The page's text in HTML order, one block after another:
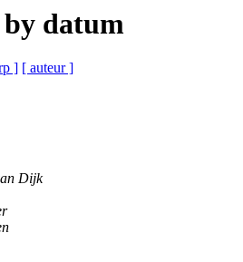
by datum
] [ auteur ]
Dijk